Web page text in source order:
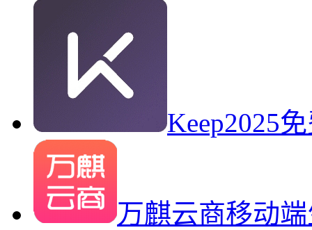
Keep2025
万麒云商移动